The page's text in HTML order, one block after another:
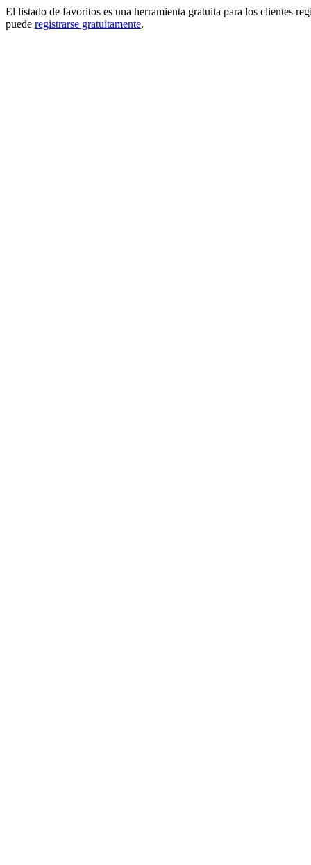
El listado de favoritos es una herramienta gratuita para los clientes
puede registrarse gratuitamente.